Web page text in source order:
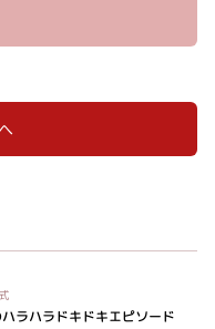
ラハラドキドキエピソード